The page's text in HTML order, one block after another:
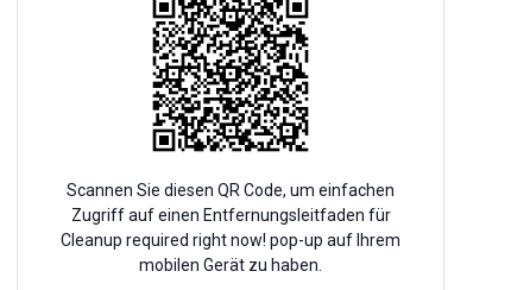
Scannen Sie diesen QR Code, um einfachen
Zugriff auf einen Entfernungsleitfaden für
Cleanup required right now! pop-up auf Ihrem
mobilen Gerät zu haben.